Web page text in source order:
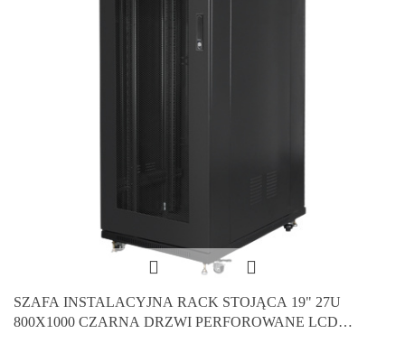
SZAFA INSTALACYJNA RACK STOJĄCA 19" 27U
800X1000 CZARNA DRZWI PERFOROWANE LCD